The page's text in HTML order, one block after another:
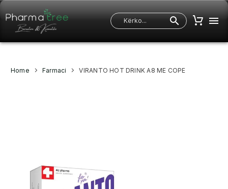
Home Farmaci VIRANTO HOT DRINK A8 ME COPE